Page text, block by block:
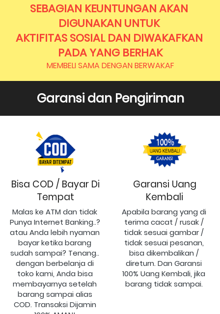
SEBAGIAN KEUNTUNGAN AKAN
DIGUNAKAN UNTUK
AKTIFITAS SOSIAL DAN DIWAKAFKAN
PADA YANG BERHAK
MEMBELI SAMA DENGAN BERWAKAF
Garansi dan Pengiriman
Bisa COD / Bayar Di
Tempat
Malas ke ATM dan tidak
Punya Internet Banking..?
atau Anda lebih nyaman
bayar ketika barang
sudah sampai? Tenang..
dengan berbelanja di
toko kami, Anda bisa
membayarnya setelah
barang sampai alias
COD. Transaksi Dijamin
Garansi Uang
Kembali
Apabila barang yang di
terima cacat / rusak /
tidak sesuai gambar /
tidak sesuai pesanan,
bisa dikembalikan /
direturn. Dan Garansi
100% Uang Kembali, jika
barang tidak sampai.